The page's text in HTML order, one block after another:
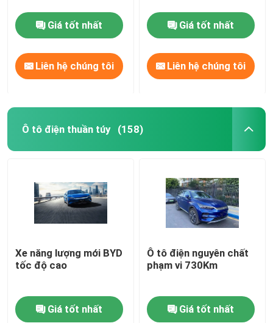
Giá tốt nhất
Liên hệ chúng tôi
Giá tốt nhất
Liên hệ chúng tôi
Ô tô điện thuần túy (158)
Xe năng lượng mới BYD
tốc độ cao
Giá tốt nhất
Ô tô điện nguyên chất
phạm vi 730Km
Giá tốt nhất